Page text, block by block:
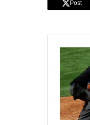
Post